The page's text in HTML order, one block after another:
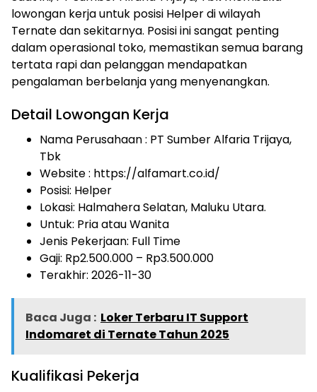
lowongan kerja untuk posisi Helper di wilayah
Ternate dan sekitarnya. Posisi ini sangat penting
dalam operasional toko, memastikan semua barang
tertata rapi dan pelanggan mendapatkan
pengalaman berbelanja yang menyenangkan.
Detail Lowongan Kerja
Nama Perusahaan : PT Sumber Alfaria Trijaya,
Tbk
Website : https://alfamart.co.id/
Posisi: Helper
Lokasi: Halmahera Selatan, Maluku Utara.
Untuk: Pria atau Wanita
Jenis Pekerjaan: Full Time
Gaji: Rp2.500.000 – Rp3.500.000
Terakhir: 2026-11-30
Baca Juga : Loker Terbaru IT Support
Indomaret di Ternate Tahun 2025
Kualifikasi Pekerja